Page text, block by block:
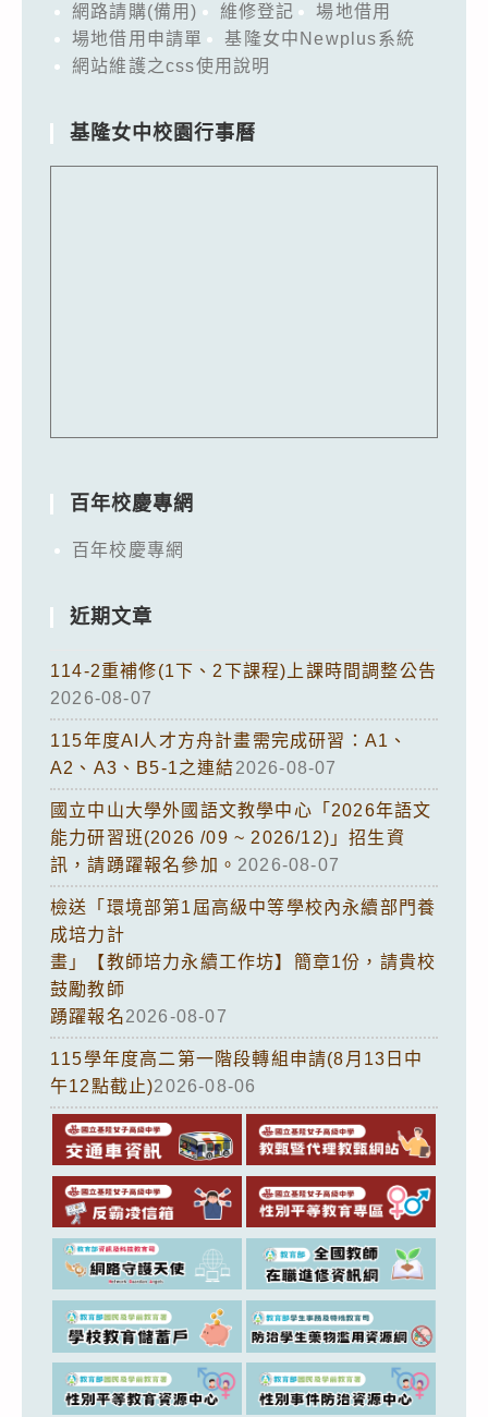
網路請購(備用)
維修登記
場地借用
場地借用申請單
基隆女中Newplus系統
網站維護之css使用說明
基隆女中校園行事曆
百年校慶專網
百年校慶專網
近期文章
114-2重補修(1下、2下課程)上課時間調整公告
2026-08-07
115年度AI人才方舟計畫需完成研習：A1、
A2、A3、B5-1之連結2026-08-07
國立中山大學外國語文教學中心「2026年語文
能力研習班(2026 /09 ~ 2026/12)」招生資
訊，請踴躍報名參加。 2026-08-07
檢送「環境部第1屆高級中等學校內永續部門養
成培力計
畫」【教師培力永續工作坊】簡章1份，請貴校
鼓勵教師
踴躍報名2026-08-07
115學年度高二第一階段轉組申請(8月13日中
午12點截止)2026-08-06